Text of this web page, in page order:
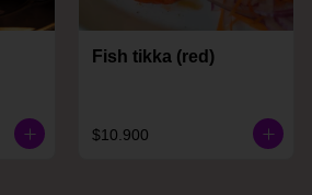
Fish tikka (red)
$10.900